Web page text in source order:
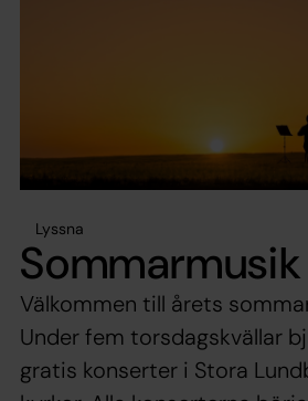
Lyssna
Välkommen till årets
Under fem torsdagskvällar
gratis konserter i Stora